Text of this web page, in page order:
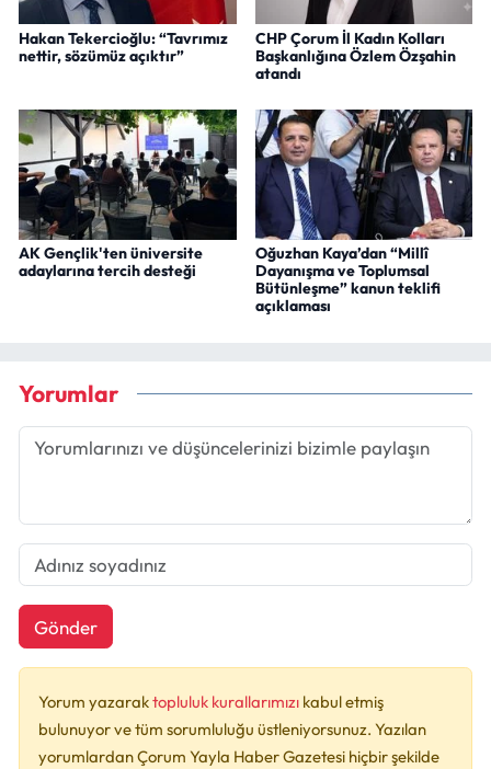
Hakan Tekercioğlu: “Tavrımız
nettir, sözümüz açıktır”
CHP Çorum İl Kadın Kolları
Başkanlığına Özlem Özşahin
atandı
AK Gençlik'ten üniversite
adaylarına tercih desteği
Oğuzhan Kaya’dan “Millî
Dayanışma ve Toplumsal
Bütünleşme” kanun teklifi
açıklaması
Yorumlar
Gönder
Yorum yazaraktopluluk kurallarımızı kabul etmiş
bulunuyor ve tüm sorumluluğu üstleniyorsunuz. Yazılan
yorumlardan Çorum Yayla Haber Gazetesi hiçbir şekilde